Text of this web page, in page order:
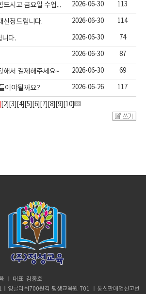
금요일 수업으로 일정이 잡혔습니다 2026-06-30 113
신청드립니다. 2026-06-30 114
니다. 2026-06-30 74
2026-06-30 87
해서 결제해주세요~ 2026-06-30 69
어야될까요? 2026-06-26 117
2 ][3 4][5 ][6 7 ][8 ][9 10 ]
ㅣ 대표: 김종호
잉글리쉬700원격 평생교육원 701 ㅣ통신판매업신고번